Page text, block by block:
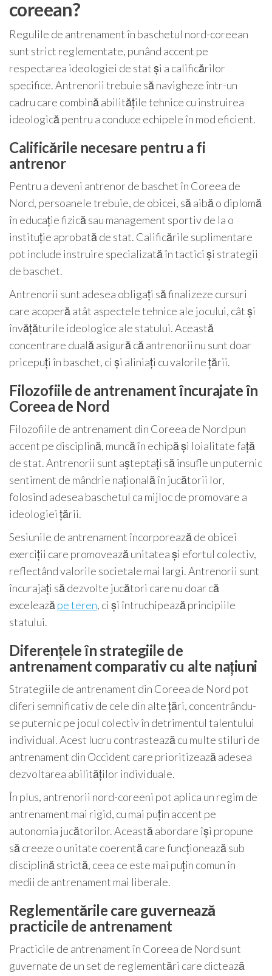
coreean?
Regulile de antrenament în baschetul nord-coreean
sunt strict reglementate, punând accent pe
respectarea ideologiei de stat și a calificărilor
specifice. Antrenorii trebuie să navigheze într-un
cadru care combină abilitățile tehnice cu instruirea
ideologică pentru a conduce echipele în mod eficient.
Calificările necesare pentru a fi
antrenor
Pentru a deveni antrenor de baschet în Coreea de
Nord, persoanele trebuie, de obicei, să aibă o diplomă
în educație fizică sau management sportiv de la o
instituție aprobată de stat. Calificările suplimentare
pot include instruire specializată în tactici și strategii
de baschet.
Antrenorii sunt adesea obligați să finalizeze cursuri
care acoperă atât aspectele tehnice ale jocului, cât și
învățăturile ideologice ale statului. Această
concentrare duală asigură că antrenorii nu sunt doar
pricepuți în baschet, ci și aliniați cu valorile țării.
Filozofiile de antrenament încurajate în
Coreea de Nord
Filozofiile de antrenament din Coreea de Nord pun
accent pe disciplină, muncă în echipă și loialitate față
de stat. Antrenorii sunt așteptați să insufle un puternic
sentiment de mândrie națională în jucătorii lor,
folosind adesea baschetul ca mijloc de promovare a
ideologiei țării.
Sesiunile de antrenament încorporează de obicei
exerciții care promovează unitatea și efortul colectiv,
reflectând valorile societale mai largi. Antrenorii sunt
încurajați să dezvolte jucători care nu doar că
exceleazăpe teren, ci și întruchipează principiile
statului.
Diferențele în strategiile de
antrenament comparativ cu alte națiuni
Strategiile de antrenament din Coreea de Nord pot
diferi semnificativ de cele din alte țări, concentrându-
se puternic pe jocul colectiv în detrimentul talentului
individual. Acest lucru contrastează cu multe stiluri de
antrenament din Occident care prioritizează adesea
dezvoltarea abilităților individuale.
În plus, antrenorii nord-coreeni pot aplica un regim de
antrenament mai rigid, cu mai puțin accent pe
autonomia jucătorilor. Această abordare își propune
să creeze o unitate coerentă care funcționează sub
disciplină strictă, ceea ce este mai puțin comun în
medii de antrenament mai liberale.
Reglementările care guvernează
practicile de antrenament
Practicile de antrenament în Coreea de Nord sunt
guvernate de un set de reglementări care dictează